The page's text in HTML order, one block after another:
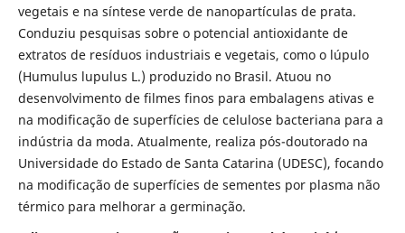
vegetais e na síntese verde de nanopartículas de prata.
Conduziu pesquisas sobre o potencial antioxidante de
extratos de resíduos industriais e vegetais, como o lúpulo
(Humulus lupulus L.) produzido no Brasil. Atuou no
desenvolvimento de filmes finos para embalagens ativas e
na modificação de superfícies de celulose bacteriana para a
indústria da moda. Atualmente, realiza pós-doutorado na
Universidade do Estado de Santa Catarina (UDESC), focando
na modificação de superfícies de sementes por plasma não
térmico para melhorar a germinação.